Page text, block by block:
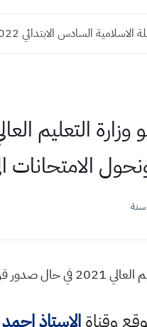
السادس الابتدائي 2022 الدور الاول
الامتحانات
الى الكترونية
وقناةالاستاذ